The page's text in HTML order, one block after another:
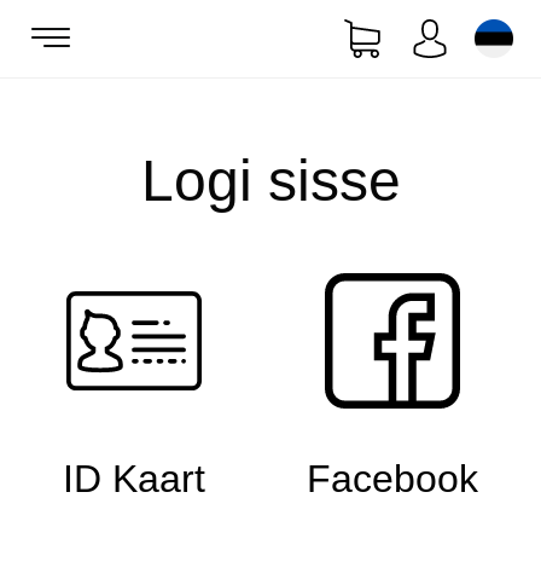
Logi sisse
ID Kaart Facebook